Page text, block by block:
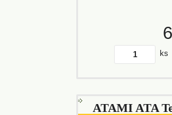
ks
ATAMI ATA